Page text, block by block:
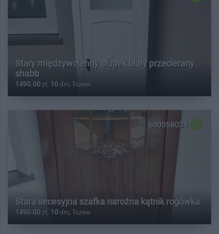
Stary międzywojenny słupek biały przecierany
shabb
1490.00 zł, 10 dni, Tczew
600058034
Stara secesyjna szafka narożna kątnik rogówka
1490.00 zł, 10 dni, Tczew